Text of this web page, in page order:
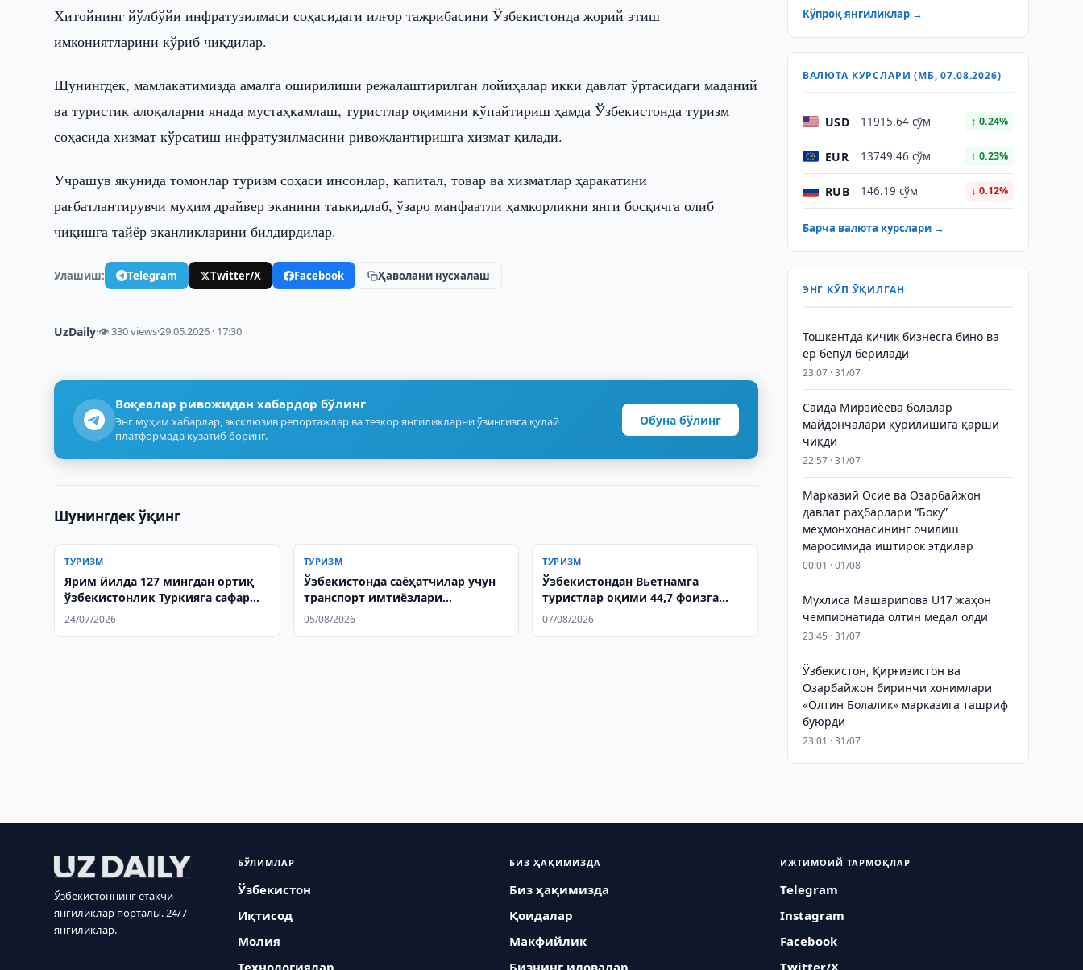
Хитойнинг йўлбўйи инфратузилмаси соҳасидаги илғор тажрибасини Ўзбекистонда жорий этиш
имкониятларини кўриб чиқдилар.
Шунингдек, мамлакатимизда амалга оширилиши режалаштирилган лойиҳалар икки давлат ўртасидаги маданий
ва туристик алоқаларни янада мустаҳкамлаш, туристлар оқимини кўпайтириш ҳамда Ўзбекистонда туризм
соҳасида хизмат кўрсатиш инфратузилмасини ривожлантиришга хизмат қилади.
Учрашув якунида томонлар туризм соҳаси инсонлар, капитал, товар ва хизматлар ҳаракатини
рағбатлантирувчи муҳим драйвер эканини таъкидлаб, ўзаро манфаатли ҳамкорликни янги босқичга олиб
чиқишга тайёр эканликларини билдирдилар.
Улашиш: Telegram Twitter/X Facebook Ҳаволани нусхалаш
UzDaily·👁 330 views·29.05.2026 · 17:30
Воқеалар ривожидан хабардор бўлинг
Энг муҳим хабарлар, эксклюзив репортажлар ва тезкор янгиликларни ўзингизга қулай
платформада кузатиб боринг.
Обуна бўлинг
Шунингдек ўқинг
ТУРИЗМ
Ярим йилда 127 мингдан ортиқ
ўзбекистонлик Туркияга сафар
қилди
24/07/2026
ТУРИЗМ
Ўзбекистонда саёҳатчилар учун
транспорт имтиёзлари
кенгайтирилади
05/08/2026
ТУРИЗМ
Ўзбекистондан Вьетнамга
туристлар оқими 44,7 фоизга
ошди
07/08/2026
Кўпроқ янгиликлар →
ВАЛЮТА КУРСЛАРИ (МБ, 07.08.2026)
USD 11915.64 сўм ↑ 0.24%
EUR 13749.46 сўм ↑ 0.23%
RUB 146.19 сўм ↓ 0.12%
Барча валюта курслари →
ЭНГ КЎП ЎҚИЛГАН
Тошкентда кичик бизнесга бино ва
ер бепул берилади
23:07 · 31/07
Саида Мирзиёева болалар
майдончалари қурилишига қарши
чиқди
22:57 · 31/07
Марказий Осиё ва Озарбайжон
давлат раҳбарлари “Боку”
меҳмонхонасининг очилиш
маросимида иштирок этдилар
00:01 · 01/08
Мухлиса Машарипова U17 жаҳон
чемпионатида олтин медал олди
23:45 · 31/07
Ўзбекистон, Қирғизистон ва
Озарбайжон биринчи хонимлари
«Олтин Болалик» марказига ташриф
буюрди
23:01 · 31/07
Ўзбекистоннинг етакчи
янгиликлар порталы. 24/7
янгиликлар.
БЎЛИМЛАР
Ўзбекистон
Иқтисод
Молия
Технологиялар
БИЗ ҲАҚИМИЗДА
Биз ҳақимизда
Қоидалар
Макфийлик
Бизнинг иловалар
ИЖТИМОИЙ ТАРМОҚЛАР
Telegram
Instagram
Facebook
Twitter/X